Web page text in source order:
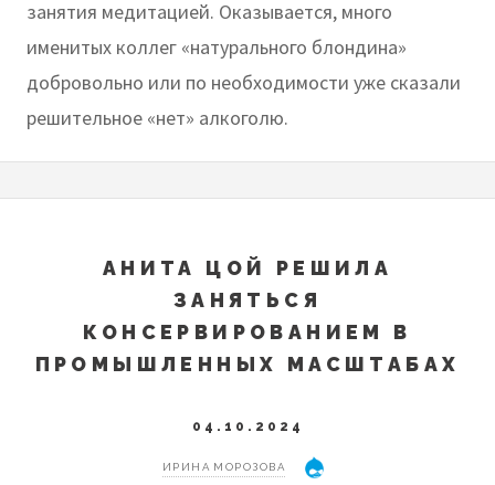
занятия медитацией. Оказывается, много
именитых коллег «натурального блондина»
добровольно или по необходимости уже сказали
решительное «нет» алкоголю.
АНИТА ЦОЙ РЕШИЛА
ЗАНЯТЬСЯ
КОНСЕРВИРОВАНИЕМ В
ПРОМЫШЛЕННЫХ МАСШТАБАХ
04.10.2024
ИРИНА МОРОЗОВА